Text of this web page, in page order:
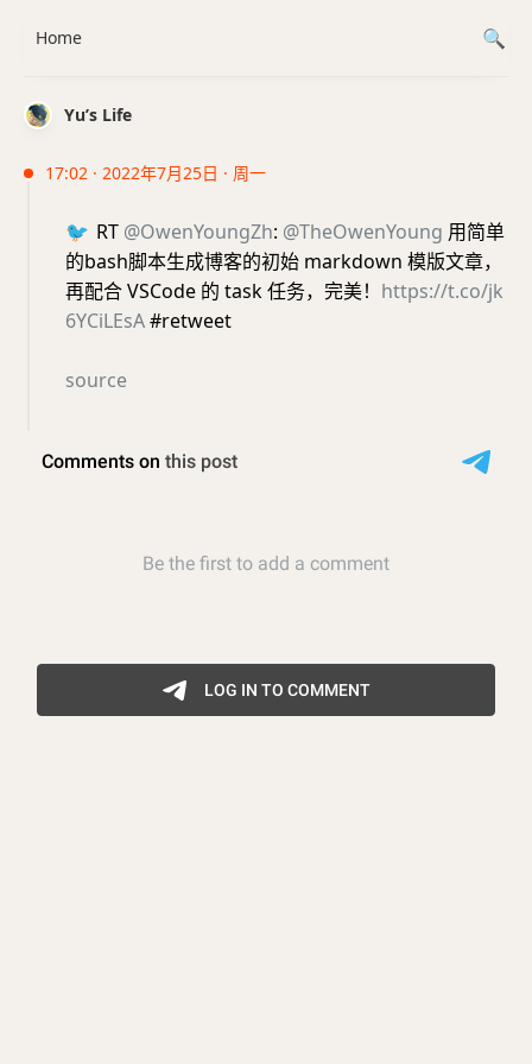
Yu’s Life
17:02 · 2022年7月25日 · 周一
🐦 RT @OwenYoungZh: @TheOwenYoung 用简单
的bash脚本生成博客的初始 markdown 模版文章，
再配合 VSCode 的 task 任务，完美！ https://t.co/jk
6YCiLEsA#retweet
source
Home